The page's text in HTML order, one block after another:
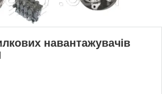
навантажувачів